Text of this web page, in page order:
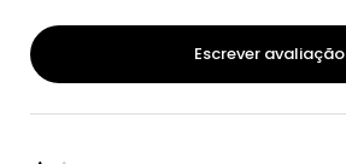
Escrever avaliação